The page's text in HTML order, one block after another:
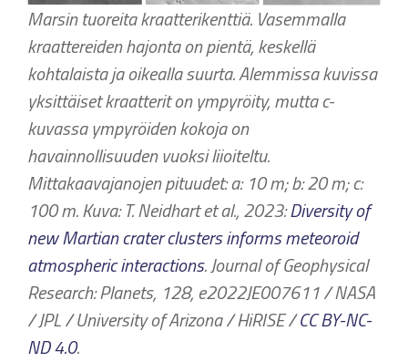
Marsin tuoreita kraatterikenttiä. Vasemmalla
kraattereiden hajonta on pientä, keskellä
kohtalaista ja oikealla suurta. Alemmissa kuvissa
yksittäiset kraatterit on ympyröity, mutta c-
kuvassa ympyröiden kokoja on
havainnollisuuden vuoksi liioiteltu.
Mittakaavajanojen pituudet: a: 10 m; b: 20 m; c:
100 m. Kuva: T. Neidhart et al., 2023:Diversity of
new Martian crater clusters informs meteoroid
atmospheric interactions. Journal of Geophysical
Research: Planets, 128, e2022JE007611 / NASA
/ JPL / University of Arizona / HiRISE /CC BY-NC-
ND 4.0.